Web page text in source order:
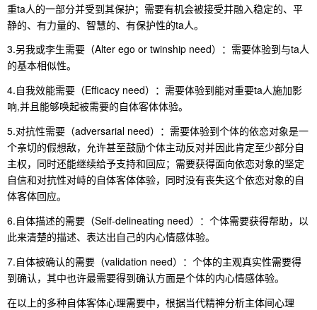
重ta人的一部分并受到其保护；需要有机会被接受并融入稳定的、平
静的、有力量的、智慧的、有保护性的ta人。
3.另我或李生需要（Alter ego or twinship need）：需要体验到与ta人
的基本相似性。
4.自我效能需要（Efficacy need）：需要体验到能对重要ta人施加影
响,并且能够唤起被需要的自体客体体验。
5.对抗性需要（adversarial need）：需要体验到个体的依恋对象是一
个亲切的假想敌，允许甚至鼓励个体主动反对并因此肯定至少部分自
主权，同时还能继续给予支持和回应；需要获得面向依恋对象的坚定
自信和对抗性对峙的自体客体体验，同时没有丧失这个依恋对象的自
体客体回应。
6.自体描述的需要（Self-delineating need）：个体需要获得帮助，以
此来清楚的描述、表达出自己的内心情感体验。
7.自体被确认的需要（validation need）：个体的主观真实性需要得
到确认，其中也许最需要得到确认方面是个体的内心情感体验。
在以上的多种自体客体心理需要中，根据当代精神分析主体间心理